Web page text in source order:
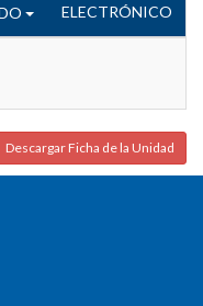
ELECTRÓNICO
Descargar Ficha de la Unidad